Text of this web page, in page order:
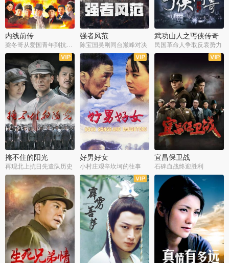
内线前传 强者风范
陈宝国吴刚同台巅峰对决
武功山人之丐侠传奇
民国革命人争取反袁势力
全38集
掩不住的阳光
再现北上抗日先遣队历史
全9集
好男好女
小村庄艰辛坎坷的往事
全35集
宜昌保卫战
石碑血战终迎胜利
全37集
全40集 全25集